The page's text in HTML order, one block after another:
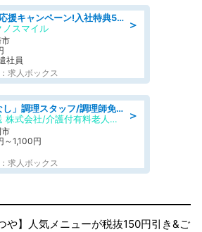
＞
2026年転職応援キャンペーン!入社特典58万円/デンソーで働こう!自動車工場で小型部品の検査業務 denso aichi
ノスマイル
社員
求人ボックス
＞
「残業ほぼなし」調理スタッフ/調理師免許必須/正職員/日勤のみ/介護付き有料老人ホーム/社会保障完備
群馬郵便逓送 株式会社/介護付有料老人ホーム ふる里
～1,100円
求人ボックス
や】人気メニューが税抜150円引き&ご